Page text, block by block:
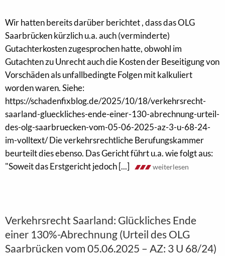
Wir hatten bereits darüber berichtet , dass das OLG
Saarbrücken kürzlich u.a. auch (verminderte)
Gutachterkosten zugesprochen hatte, obwohl im
Gutachten zu Unrecht auch die Kosten der Beseitigung von
Vorschäden als unfallbedingte Folgen mit kalkuliert
worden waren. Siehe:
https://schadenfixblog.de/2025/10/18/verkehrsrecht-
saarland-glueckliches-ende-einer-130-abrechnung-urteil-
des-olg-saarbruecken-vom-05-06-2025-az-3-u-68-24-
im-volltext/ Die verkehrsrechtliche Berufungskammer
beurteilt dies ebenso. Das Gericht führt u.a. wie folgt aus:
"Soweit das Erstgericht jedoch [...]
weiterlesen
Verkehrsrecht Saarland: Glückliches Ende
einer 130%-Abrechnung (Urteil des OLG
Saarbrücken vom 05.06.2025 – AZ: 3 U 68/24)